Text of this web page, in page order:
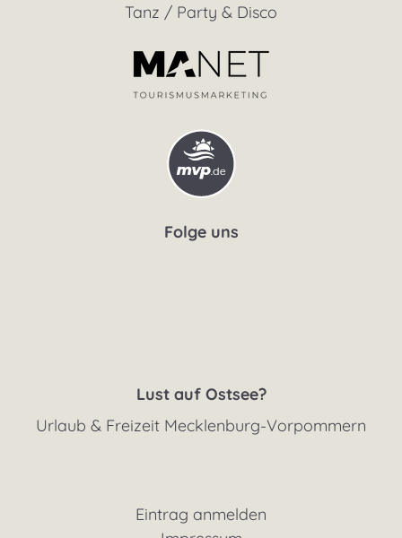
Tanz / Party & Disco
Folge uns
Lust auf Ostsee?
Urlaub & Freizeit Mecklenburg-Vorpommern
Eintrag anmelden